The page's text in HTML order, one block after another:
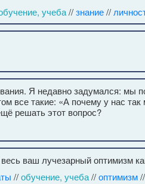
учеба//знание//
Я недавно задумался: мы
все такие: «А почему у нас так
решать этот вопрос?
ваш лучезарный оптимизм
//обучение, учеба//оптимизм//